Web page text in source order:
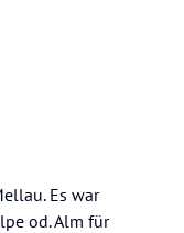
Es war
od. Alm für